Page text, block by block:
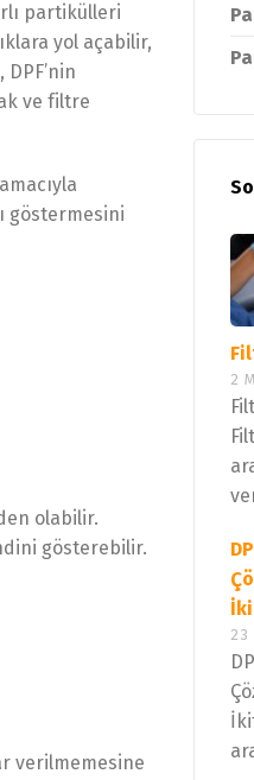
partikülleri
yol açabilir,
, DPF’nin
ve filtre
göstermesini
olabilir.
gösterebilir.
verilmemesine
2
23